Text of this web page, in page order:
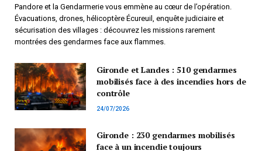
Pandore et la Gendarmerie vous emmène au cœur de l’opération.
Évacuations, drones, hélicoptère Écureuil, enquête judiciaire et
sécurisation des villages : découvrez les missions rarement
montrées des gendarmes face aux flammes.
Gironde et Landes : 510 gendarmes
mobilisés face à des incendies hors de
contrôle
24/07/2026
Gironde : 230 gendarmes mobilisés
face à un incendie toujours